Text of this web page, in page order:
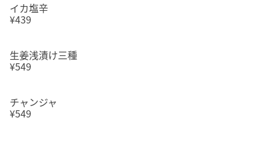
イカ塩辛
¥439
生姜浅漬け三種
¥549
チャンジャ
¥549